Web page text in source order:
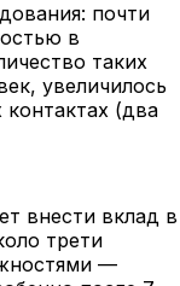
почти
в
таких
увеличилось
(два
внести вклад в
трети
—